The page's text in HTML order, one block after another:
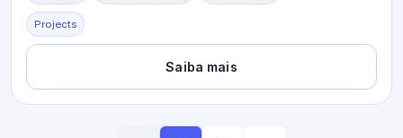
Projects
Saiba mais